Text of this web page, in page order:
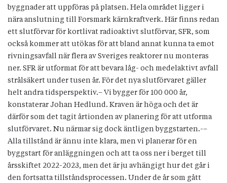
byggnader att uppföras på platsen. Hela området ligger i
nära anslutning till Forsmark kärnkraftverk. Här finns redan
ett slutförvar för kortlivat radioaktivt slutförvar, SFR, som
också kommer att utökas för att bland annat kunna ta emot
rivningsavfall när flera av Sveriges reaktorer nu monteras
ner. SFR är utformat för att bevara låg- och medelaktivt avfall
strålsäkert under tusen år. För det nya slutförvaret gäller
helt andra tidsperspektiv.– Vi bygger för 100 000 år,
konstaterar Johan Hedlund. Kraven är höga och det är
därför som det tagit årtionden av planering för att utforma
slutförvaret. Nu närmar sig dock äntligen byggstarten.-–
Alla tillstånd är ännu inte klara, men vi planerar för en
byggstart för anläggningen och att ta oss ner i berget till
årsskiftet 2022-2023, men det är ju avhängigt hur det går i
den fortsatta tillståndsprocessen. Under de år som gått